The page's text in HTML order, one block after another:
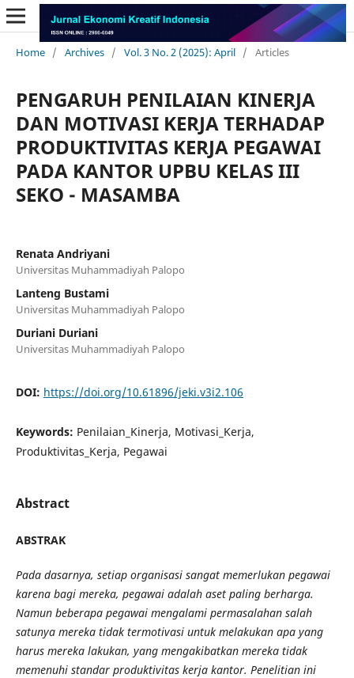
Home / Archives / Vol. 3 No. 2 (2025): April / Articles
PENGARUH PENILAIAN KINERJA
DAN MOTIVASI KERJA TERHADAP
PRODUKTIVITAS KERJA PEGAWAI
PADA KANTOR UPBU KELAS III
SEKO - MASAMBA
Renata Andriyani
Universitas Muhammadiyah Palopo
Lanteng Bustami
Universitas Muhammadiyah Palopo
Duriani Duriani
Universitas Muhammadiyah Palopo
DOI: https://doi.org/10.61896/jeki.v3i2.106
Keywords: Penilaian_Kinerja, Motivasi_Kerja,
Produktivitas_Kerja, Pegawai
Abstract
ABSTRAK
Pada dasarnya, setiap organisasi sangat memerlukan pegawai
karena bagi mereka, pegawai adalah aset paling berharga.
Namun beberapa pegawai mengalami permasalahan salah
satunya mereka tidak termotivasi untuk melakukan apa yang
harus mereka lakukan, yang mengakibatkan mereka tidak
memenuhi standar produktivitas kerja kantor. Penelitian ini